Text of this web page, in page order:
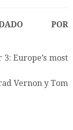
POR
3: Europe’s most
Vernon y Tom